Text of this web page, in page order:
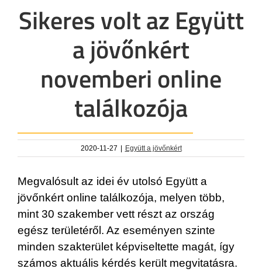
Sikeres volt az Együtt
a jövőnkért
novemberi online
találkozója
2020-11-27 | Együtt a jövőnkért
Megvalósult az idei év utolsó Együtt a
jövőnkért online találkozója, melyen több,
mint 30 szakember vett részt az ország
egész területéről. Az eseményen szinte
minden szakterület képviseltette magát, így
számos aktuális kérdés került megvitatásra.